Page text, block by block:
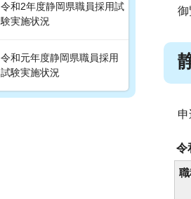
御
申
令
令和2年度静岡県職員採用試
験実施状況
令和元年度静岡県職員採用
試験実施状況